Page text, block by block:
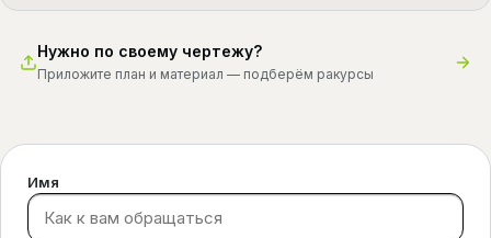
Нужно по своему чертежу?
Приложите план и материал — подберём ракурсы
Имя